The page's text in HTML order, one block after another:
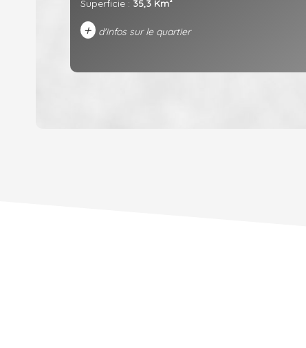
Superficie : 35,3 Km²
+ d'infos sur le quartier